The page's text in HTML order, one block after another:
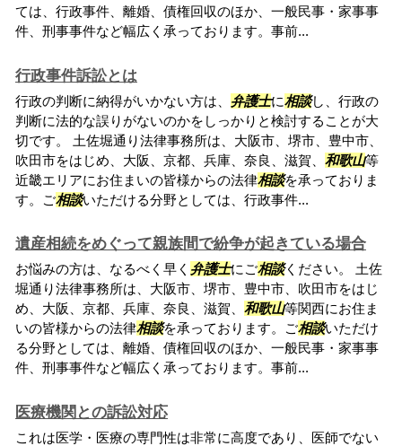
ては、行政事件、離婚、債権回収のほか、一般民事・家事事
件、刑事事件など幅広く承っております。事前...
行政事件訴訟とは
行政の判断に納得がいかない方は、 弁護士に相談し、行政の
判断に法的な誤りがないのかをしっかりと検討することが大
切です。 土佐堀通り法律事務所は、大阪市、堺市、豊中市、
吹田市をはじめ、大阪、京都、兵庫、奈良、滋賀、 和歌山等
近畿エリアにお住まいの皆様からの法律相談を承っておりま
す。ご相談いただける分野としては、行政事件...
遺産相続をめぐって親族間で紛争が起きている場合
お悩みの方は、なるべく早く 弁護士にご相談ください。 土佐
堀通り法律事務所は、大阪市、堺市、豊中市、吹田市をはじ
め、大阪、京都、兵庫、奈良、滋賀、 和歌山等関西にお住ま
いの皆様からの法律相談を承っております。ご相談いただけ
る分野としては、離婚、債権回収のほか、一般民事・家事事
件、刑事事件など幅広く承っております。事前...
医療機関との訴訟対応
これは医学・医療の専門性は非常に高度であり、医師でない